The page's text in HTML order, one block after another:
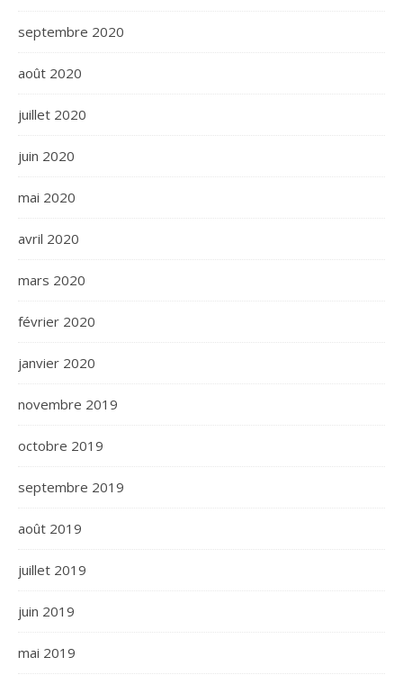
septembre 2020
août 2020
juillet 2020
juin 2020
mai 2020
avril 2020
mars 2020
février 2020
janvier 2020
novembre 2019
octobre 2019
septembre 2019
août 2019
juillet 2019
juin 2019
mai 2019